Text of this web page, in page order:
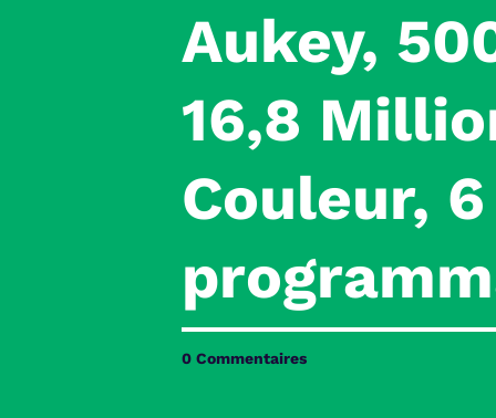
Aukey,
16,8
Couleur,
0 Commentaires